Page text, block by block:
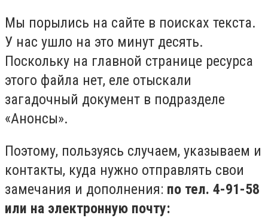
Мы порылись на сайте в поисках текста.
У нас ушло на это минут десять.
Поскольку на главной странице ресурса
этого файла нет, еле отыскали
загадочный документ в подразделе
«Анонсы».
Поэтому, пользуясь случаем, указываем и
контакты, куда нужно отправлять свои
замечания и дополнения: по тел. 4-91-58
или на электронную почту: